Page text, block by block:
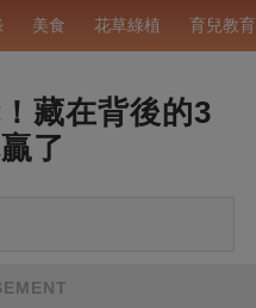
美食 花草綠植 育兒教育
藏在背後的3
了